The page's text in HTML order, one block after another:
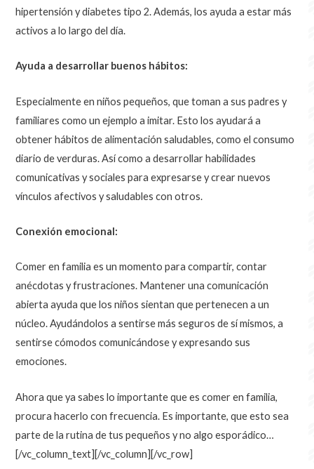
hipertensión y diabetes tipo 2. Además, los ayuda a estar más
activos a lo largo del día.
Ayuda a desarrollar buenos hábitos:
Especialmente en niños pequeños, que toman a sus padres y
familiares como un ejemplo a imitar. Esto los ayudará a
obtener hábitos de alimentación saludables, como el consumo
diario de verduras. Así como a desarrollar habilidades
comunicativas y sociales para expresarse y crear nuevos
vínculos afectivos y saludables con otros.
Conexión emocional:
Comer en familia es un momento para compartir, contar
anécdotas y frustraciones. Mantener una comunicación
abierta ayuda que los niños sientan que pertenecen a un
núcleo. Ayudándolos a sentirse más seguros de sí mismos, a
sentirse cómodos comunicándose y expresando sus
emociones.
Ahora que ya sabes lo importante que es comer en familia,
procura hacerlo con frecuencia. Es importante, que esto sea
parte de la rutina de tus pequeños y no algo esporádico…
[/vc_column_text][/vc_column][/vc_row]